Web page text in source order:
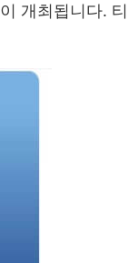
이 개최됩니다. 티